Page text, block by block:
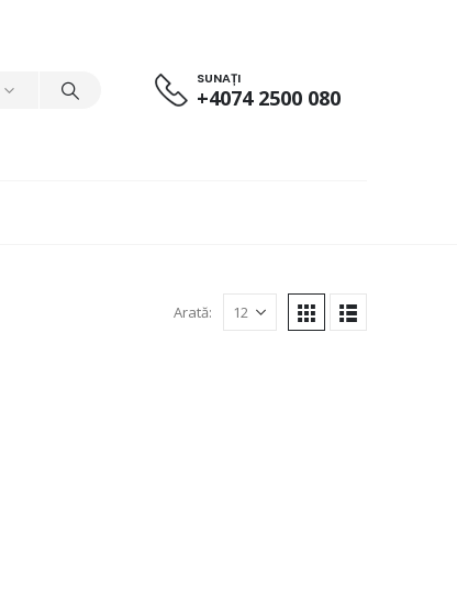
SUNAȚI
+4074 2500 080
Arată: